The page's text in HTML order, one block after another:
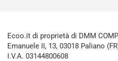
Ecoo.it di proprietà di DMM
Emanuele II, 13, 03018 Paliano
I.V.A. 03144800608